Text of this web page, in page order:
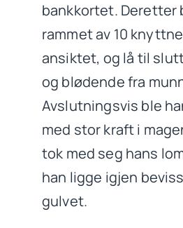
bankkortet. Deretter
rammet av 10
ansiktet, og lå til
og blødende fra
Avslutningsvis ble
med stor kraft i
tok med seg hans
han ligge igjen
gulvet.